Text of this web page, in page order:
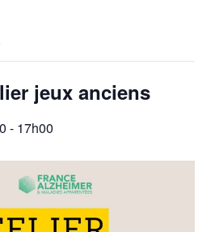
jeux anciens
- 17h00